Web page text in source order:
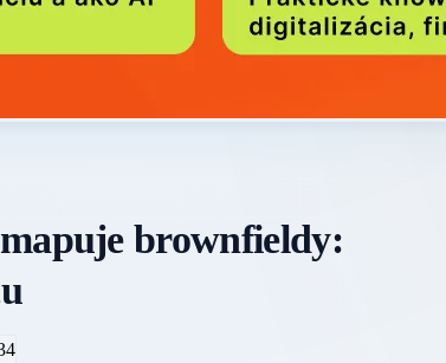
brownfieldy: